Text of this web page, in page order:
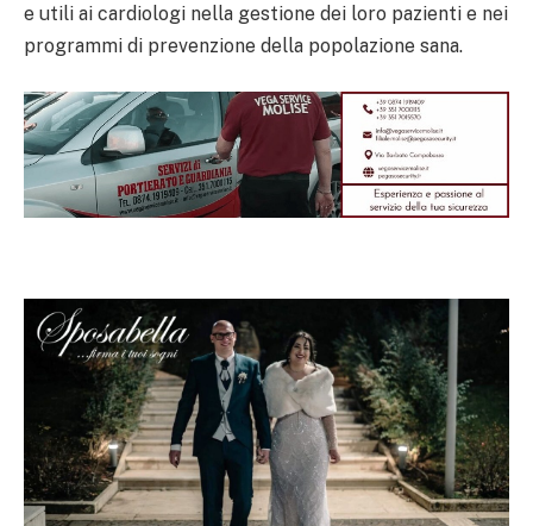
e utili ai cardiologi nella gestione dei loro pazienti e nei
programmi di prevenzione della popolazione sana.